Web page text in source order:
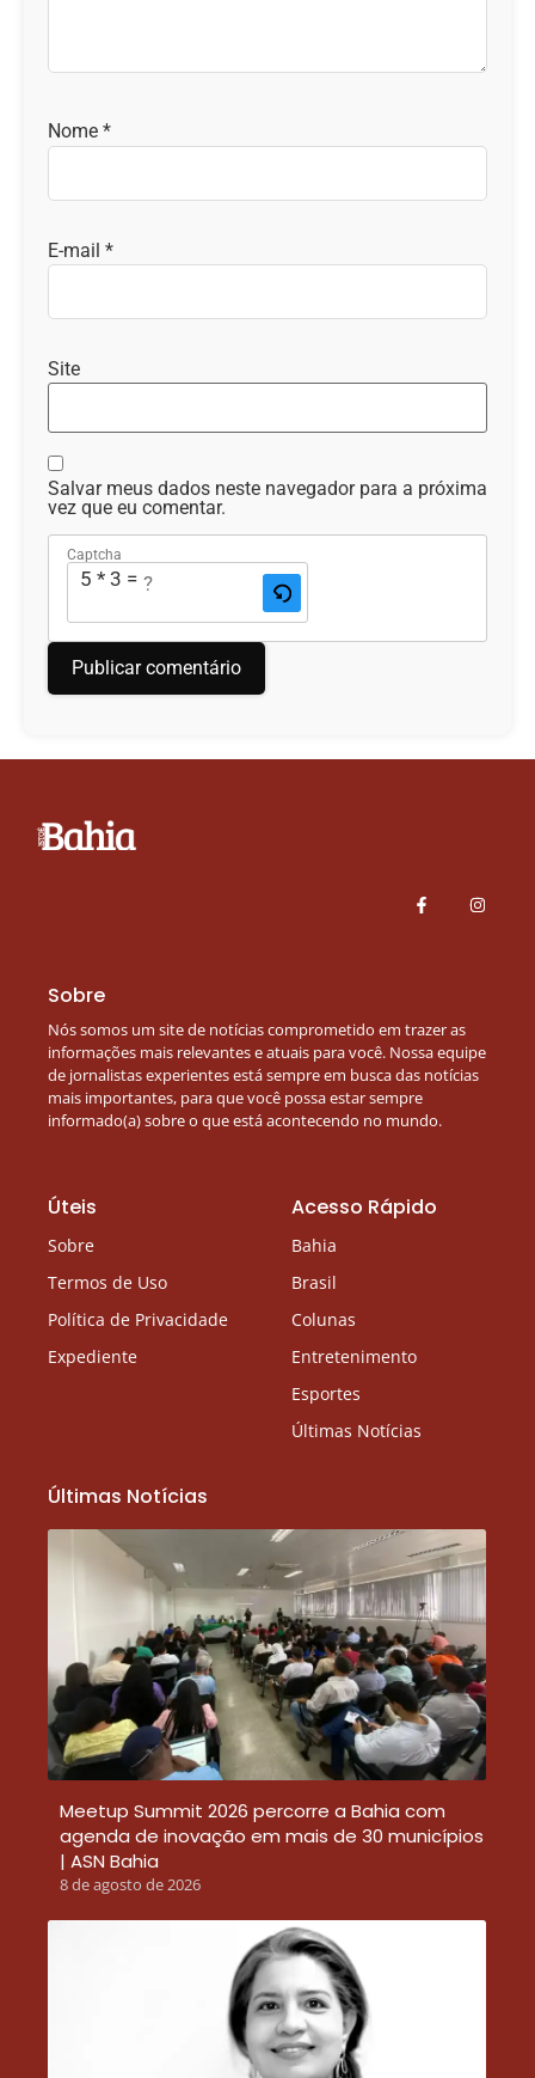
Nome *
E-mail *
Site
Salvar meus dados neste navegador para a próxima
vez que eu comentar.
Captcha
5 * 3 = ?
Sobre
Nós somos um site de notícias comprometido em trazer as
informações mais relevantes e atuais para você. Nossa equipe
de jornalistas experientes está sempre em busca das notícias
mais importantes, para que você possa estar sempre
informado(a) sobre o que está acontecendo no mundo.
Úteis
Sobre
Termos de Uso
Política de Privacidade
Expediente
Acesso Rápido
Bahia
Brasil
Colunas
Entretenimento
Esportes
Últimas Notícias
Últimas Notícias
Meetup Summit 2026 percorre a Bahia com
agenda de inovação em mais de 30 municípios
| ASN Bahia
8 de agosto de 2026